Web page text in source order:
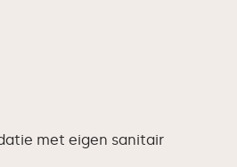
met eigen sanitair